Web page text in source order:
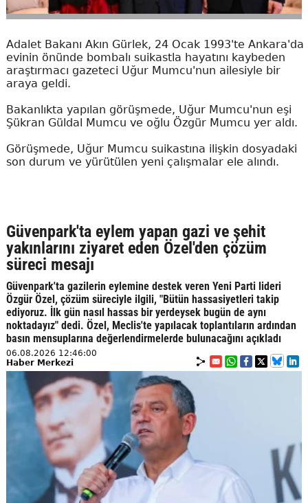
Adalet Bakanı Akın Gürlek, 24 Ocak 1993'te Ankara'da
evinin önünde bombalı suikastla hayatını kaybeden
araştırmacı gazeteci Uğur Mumcu'nun ailesiyle bir
araya geldi.
Bakanlıkta yapılan görüşmede, Uğur Mumcu'nun eşi
Şükran Güldal Mumcu ve oğlu Özgür Mumcu yer aldı.
Görüşmede, Uğur Mumcu suikastına ilişkin dosyadaki
son durum ve yürütülen yeni çalışmalar ele alındı.
Güvenpark'ta eylem yapan gazi ve şehit
yakınlarını ziyaret eden Özel'den çözüm
süreci mesajı
Güvenpark'ta gazilerin eylemine destek veren Yeni Parti lideri
Özgür Özel, çözüm süreciyle ilgili, "Bütün hassasiyetleri takip
ediyoruz. İlk gün nasıl hassas bir yerdeysek bugün de aynı
noktadayız" dedi. Özel, Meclis'te yapılacak toplantıların ardından
basın mensuplarına değerlendirmelerde bulunacağını açıkladı
06.08.2026 12:46:00
Haber Merkezi